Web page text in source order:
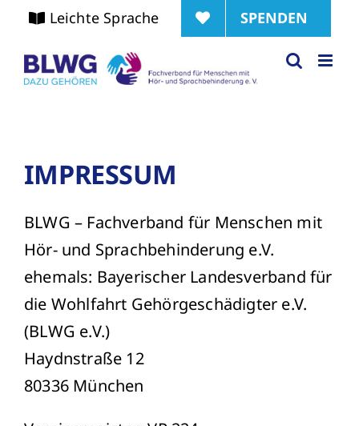
Zum
springen
Leichte Sprache SPENDEN
IMPRESSUM
BLWG – Fachverband für Menschen mit
Hör- und Sprachbehinderung e.V.
ehemals: Bayerischer Landesverband für
die Wohlfahrt Gehörgeschädigter e.V.
(BLWG e.V.)
Haydnstraße 12
80336 München